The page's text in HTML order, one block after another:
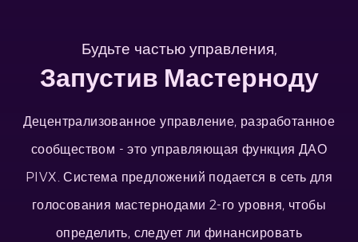
Будьте частью управления,
Запустив Мастерноду
Децентрализованное управление, разработанное
сообществом - это управляющая функция ДАО
PIVX. Система предложений подается в сеть для
голосования мастернодами 2-го уровня, чтобы
определить, следует ли финансировать